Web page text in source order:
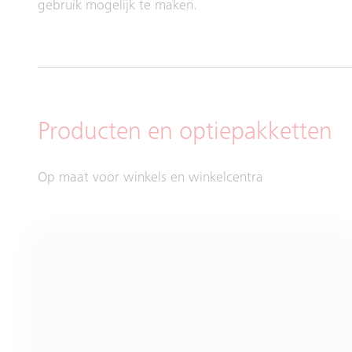
gebruik mogelijk te maken.
Producten en optiepakketten
Op maat voor winkels en winkelcentra